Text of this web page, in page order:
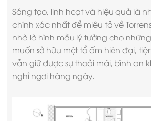
Sáng tạo, linh hoạt và hiệu quả là
chính xác nhất để miêu tả về
nhà là hình mẫu lý tưởng cho
muốn sở hữu một tổ ấm hiện đại,
vẫn giữ được sự thoải mái, bình an
nghỉ ngơi hàng ngày.